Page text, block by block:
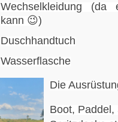
Wechselkleidung (da
kann 😉)
Duschhandtuch
Wasserflasche
Die
Boot, Paddel,